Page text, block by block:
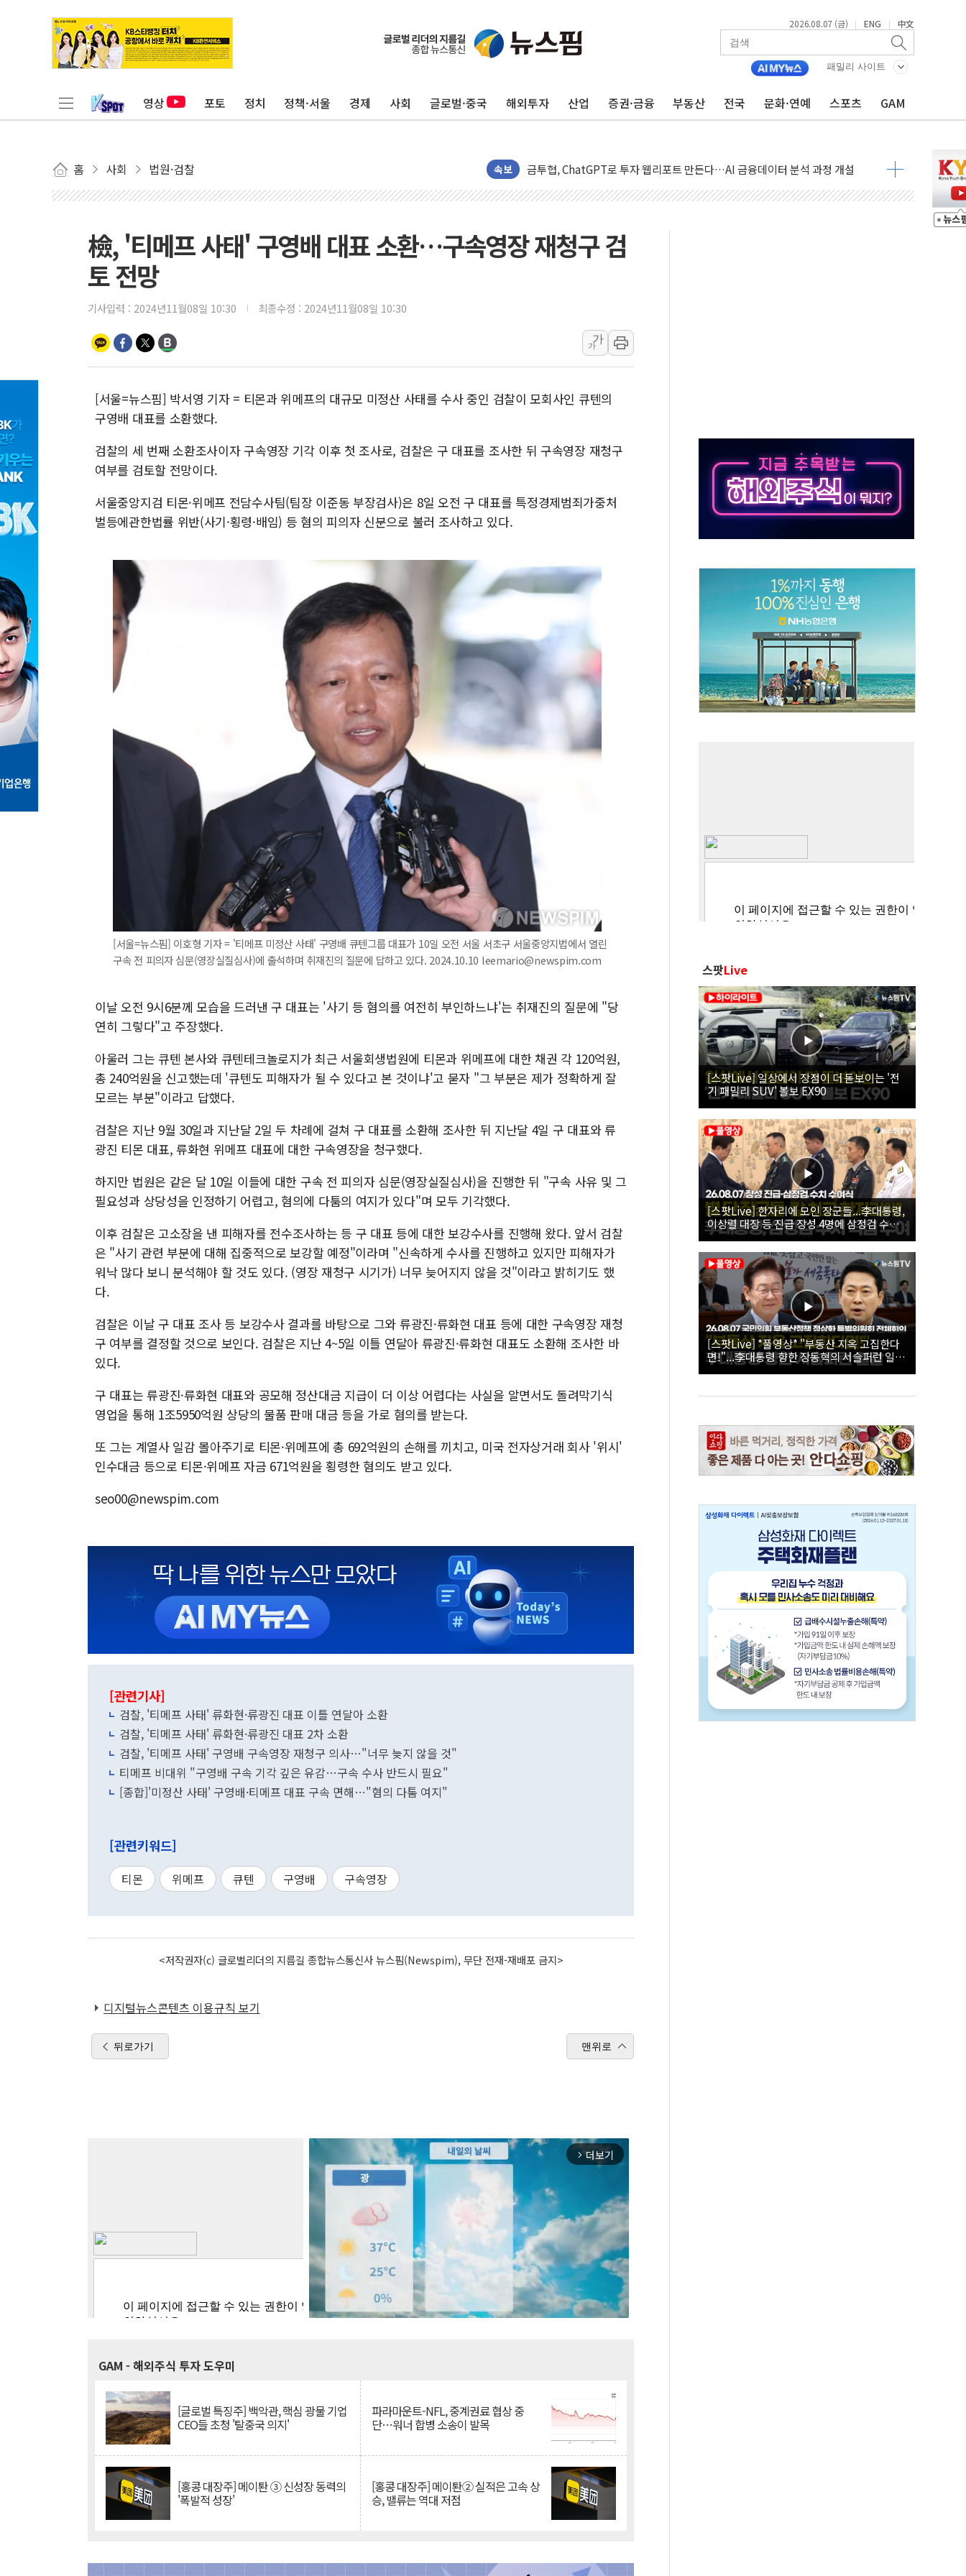
2026.08.07 (금) | ENG | 中文
패밀리 사이트
영상 포토 정치 정책·서울 경제 사회 글로벌·중국 해외투자 산업 증권·금융 부동산 전국 문화·연예 스포츠 GAM
홈 사회 법원·검찰 속보
李대통령, 규제합리화위 부위원장에 김태유 교수…국립외교원장에 김흥규 교수
박홍근 "국가재정시스템 안정성 한순간도 흔들려선 안돼"
우리자산운용, MMF 순자산 30조 돌파…증시 급락에 업계 1위
TBH글로벌, 상반기 매출 1006억원…전년비 13.9% 증가
현대지에프홀딩스, 자사주 1000억 연내 소각…2분기 영업익 853억
관광객 3000만명 목표인데…외국인 숙박 부가세 환급 앞당겨 종료
[뉴스핌 이 시각 PICK] 축구협회 성접대 기간, 대표팀 무패 外
美 정보 당국 "푸틴, 몇 년 내 NATO 결속력 시험하려 한정적 침공 가능성"
서울시, 정비사업으로 주택 36% 늘었다...공급부족 전 시장 규제 탓 커
신인류콘텐츠, 핀란드 AI 기업 Audission Oy와 운영 파트너십 체결
"일부 존치" vs "전면 개발"…서리풀2구역 갈등, 협의 테이블에
[AI 카드뉴스] 기후변화가 바꾼 대한민국 여름
국민의힘 윤리위, '부산 돌려차기 발언' 논란 서범수·진종오 징계절차 개시
檢, '티메프 사태' 구영배 대표 소환…구속영장 재청구 검
토 전망
기사입력 : 2024년11월08일 10:30 최종수정 : 2024년11월08일 10:30
가
가
[서울=뉴스핌] 박서영 기자 = 티몬과 위메프의 대규모 미정산 사태를 수사 중인 검찰이 모회사인 큐텐의
구영배 대표를 소환했다.
검찰의 세 번째 소환조사이자 구속영장 기각 이후 첫 조사로, 검찰은 구 대표를 조사한 뒤 구속영장 재청구
여부를 검토할 전망이다.
서울중앙지검 티몬·위메프 전담수사팀(팀장 이준동 부장검사)은 8일 오전 구 대표를 특정경제범죄가중처
벌등에관한법률 위반(사기·횡령·배임) 등 혐의 피의자 신분으로 불러 조사하고 있다.
[서울=뉴스핌] 이호형 기자 = '티메프 미정산 사태' 구영배 큐텐그룹 대표가 10일 오전 서울 서초구 서울중앙지법에서 열린
구속 전 피의자 심문(영장실질심사)에 출석하며 취재진의 질문에 답하고 있다. 2024.10.10 leemario@newspim.com
이날 오전 9시6분께 모습을 드러낸 구 대표는 '사기 등 혐의를 여전히 부인하느냐'는 취재진의 질문에 "당
연히 그렇다"고 주장했다.
아울러 그는 큐텐 본사와 큐텐테크놀로지가 최근 서울회생법원에 티몬과 위메프에 대한 채권 각 120억원,
총 240억원을 신고했는데 '큐텐도 피해자가 될 수 있다고 본 것이냐'고 묻자 "그 부분은 제가 정확하게 잘
모르는 부분"이라고 답했다.
검찰은 지난 9월 30일과 지난달 2일 두 차례에 걸쳐 구 대표를 소환해 조사한 뒤 지난달 4일 구 대표와 류
광진 티몬 대표, 류화현 위메프 대표에 대한 구속영장을 청구했다.
하지만 법원은 같은 달 10일 이들에 대한 구속 전 피의자 심문(영장실질심사)을 진행한 뒤 "구속 사유 및 그
필요성과 상당성을 인정하기 어렵고, 혐의에 다툼의 여지가 있다"며 모두 기각했다.
이후 검찰은 고소장을 낸 피해자를 전수조사하는 등 구 대표 등에 대한 보강수사를 진행해 왔다. 앞서 검찰
은 "사기 관련 부분에 대해 집중적으로 보강할 예정"이라며 "신속하게 수사를 진행하고 있지만 피해자가
워낙 많다 보니 분석해야 할 것도 있다. (영장 재청구 시기가) 너무 늦어지지 않을 것"이라고 밝히기도 했
다.
검찰은 이날 구 대표 조사 등 보강수사 결과를 바탕으로 그와 류광진·류화현 대표 등에 대한 구속영장 재청
구 여부를 결정할 것으로 보인다. 검찰은 지난 4~5일 이틀 연달아 류광진·류화현 대표도 소환해 조사한 바
있다.
구 대표는 류광진·류화현 대표와 공모해 정산대금 지급이 더 이상 어렵다는 사실을 알면서도 돌려막기식
영업을 통해 1조5950억원 상당의 물품 판매 대금 등을 가로 혐의를 받는다.
또 그는 계열사 일감 몰아주기로 티몬·위메프에 총 692억원의 손해를 끼치고, 미국 전자상거래 회사 '위시'
인수대금 등으로 티몬·위메프 자금 671억원을 횡령한 혐의도 받고 있다.
seo00@newspim.com
[관련기사]
검찰, '티메프 사태' 류화현·류광진 대표 이틀 연달아 소환
검찰, '티메프 사태' 류화현·류광진 대표 2차 소환
검찰, '티메프 사태' 구영배 구속영장 재청구 의사…"너무 늦지 않을 것"
티메프 비대위 "구영배 구속 기각 깊은 유감…구속 수사 반드시 필요"
[종합]'미정산 사태' 구영배·티메프 대표 구속 면해…"혐의 다툼 여지"
[관련키워드]
티몬 위메프 큐텐 구영배 구속영장
<저작권자(c) 글로벌리더의 지름길 종합뉴스통신사 뉴스핌(Newspim), 무단 전재-재배포 금지>
디지털뉴스콘텐츠 이용규칙 보기
뒤로가기 맨위로
arrow_forward_ios 더보기
GAM - 해외주식 투자 도우미
[글로벌 특징주] 백악관, 핵심 광물 기업
CEO들 초청 '탈중국 의지'
파라마운트-NFL, 중계권료 협상 중
단…워너 합병 소송이 발목
[홍콩 대장주] 메이퇀 ③ 신성장 동력의
'폭발적 성장'
[홍콩 대장주] 메이퇀② 실적은 고속 상
승, 밸류는 역대 저점
스팟Live
[스팟Live] 일상에서 장점이 더 돋보이는 '전
기 패밀리 SUV' 볼보 EX90
[스팟Live] 한자리에 모인 장군들...李대통령,
이상렬 대장 등 진급 장성 4명에 삼정검 수치
직접 수여｜26.08.07 장성 진급·삼정검 수치
수여식
[스팟Live] *풀영상* "부동산 지옥 고집한다
면!"...李대통령 향한 장동혁의 서슬퍼런 일갈
| 26.08.07 국민의힘 부동산정책 정상화 특별